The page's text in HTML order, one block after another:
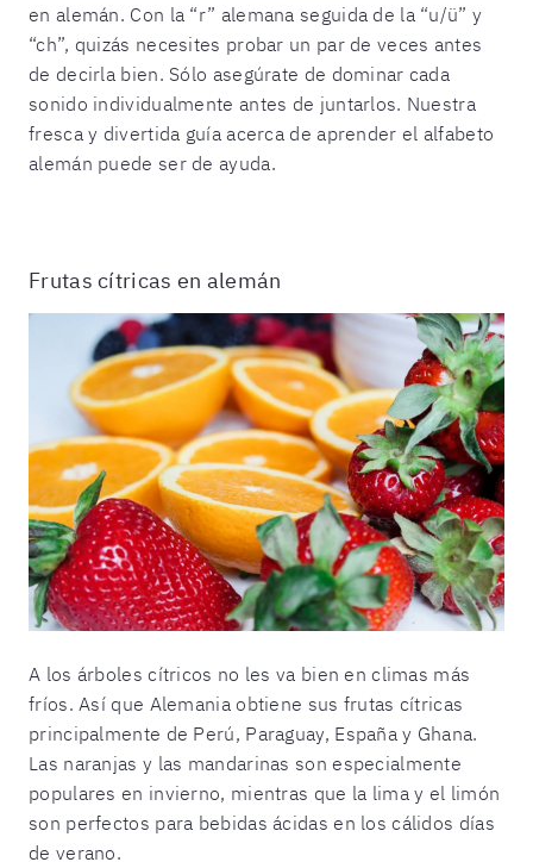
en alemán. Con la “r” alemana seguida de la “u/ü” y
“ch”, quizás necesites probar un par de veces antes
de decirla bien. Sólo asegúrate de dominar cada
sonido individualmente antes de juntarlos. Nuestra
fresca y divertida guía acerca de aprender el alfabeto
alemán puede ser de ayuda.
Frutas cítricas en alemán
A los árboles cítricos no les va bien en climas más
fríos. Así que Alemania obtiene sus frutas cítricas
principalmente de Perú, Paraguay, España y Ghana.
Las naranjas y las mandarinas son especialmente
populares en invierno, mientras que la lima y el limón
son perfectos para bebidas ácidas en los cálidos días
de verano.